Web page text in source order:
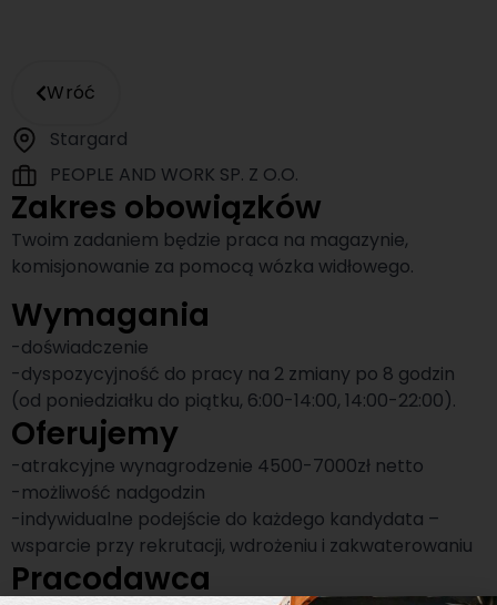
Wróć
Stargard
PEOPLE AND WORK SP. Z O.O.
Zakres obowiązków
Twoim zadaniem będzie praca na magazynie,
komisjonowanie za pomocą wózka widłowego.
Wymagania
-doświadczenie
-dyspozycyjność do pracy na 2 zmiany po 8 godzin
(od poniedziałku do piątku, 6:00-14:00, 14:00-22:00).
Oferujemy
-atrakcyjne wynagrodzenie 4500-7000zł netto
-możliwość nadgodzin
-indywidualne podejście do każdego kandydata –
wsparcie przy rekrutacji, wdrożeniu i zakwaterowaniu
Pracodawca